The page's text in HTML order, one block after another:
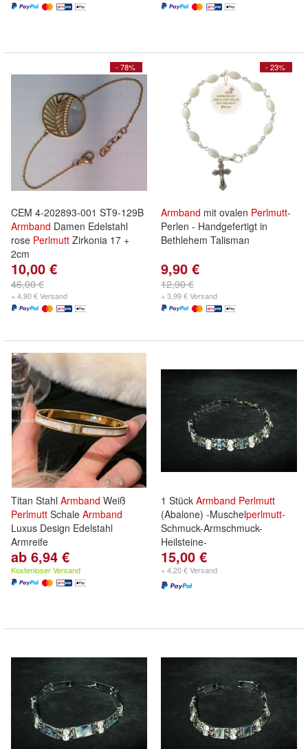
- 78%
CEM 4-202893-001 ST9-129B
Armband Damen Edelstahl
rose Perlmutt Zirkonia 17 +
2cm
10,00 €
46,00 €
+ 4,90 € Versand
- 23%
Armband mit ovalen Perlmutt-
Perlen - Handgefertigt in
Bethlehem Talisman
9,90 €
12,90 €
+ 3,99 € Versand
Titan Stahl Armband Weiß
Perlmutt Schale Armband
Luxus Design Edelstahl
Armreife
ab 6,94 €
Kostenloser Versand
1 Stück Armband Perlmutt
(Abalone) -Muschelperlmutt-
Schmuck-Armschmuck-
Heilsteine-
15,00 €
+ 4,20 € Versand